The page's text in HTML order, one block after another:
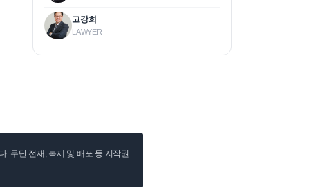
고강희
LAWYER
무단 전재, 복제 및 배포 등 저작권